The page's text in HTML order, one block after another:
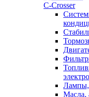
С-Сrosser
Лампы,
Масла,